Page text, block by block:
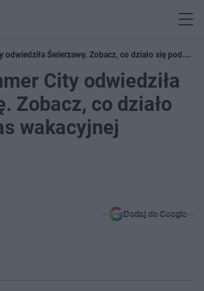
odwiedziła Świerzawę. Zobacz, co działo się podczas
City odwiedziła
Zobacz, co działo
wakacyjnej
Dodaj do Google